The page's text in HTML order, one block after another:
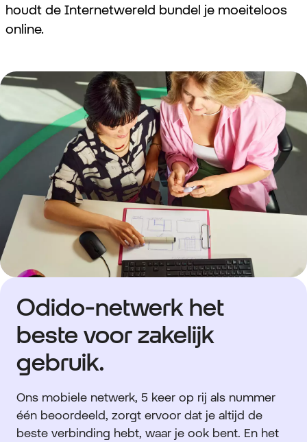
houdt de Internetwereld bundel je moeiteloos
online.
Odido-netwerk het
beste voor zakelijk
gebruik.
Ons mobiele netwerk, 5 keer op rij als nummer
één beoordeeld, zorgt ervoor dat je altijd de
beste verbinding hebt, waar je ook bent. En het